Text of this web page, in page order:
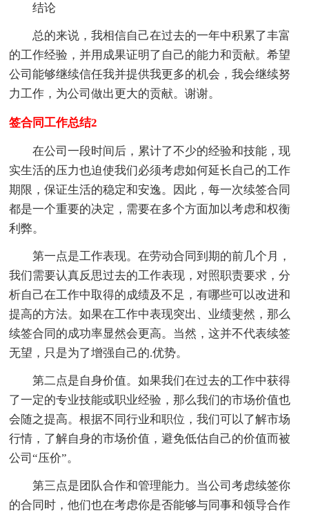
结论
总的来说，我相信自己在过去的一年中积累了丰富
的工作经验，并用成果证明了自己的能力和贡献。希望
公司能够继续信任我并提供我更多的机会，我会继续努
力工作，为公司做出更大的贡献。谢谢。
签合同工作总结2
在公司一段时间后，累计了不少的经验和技能，现
实生活的压力也迫使我们必须考虑如何延长自己的工作
期限，保证生活的稳定和安逸。因此，每一次续签合同
都是一个重要的决定，需要在多个方面加以考虑和权衡
利弊。
第一点是工作表现。在劳动合同到期的前几个月，
我们需要认真反思过去的工作表现，对照职责要求，分
析自己在工作中取得的成绩及不足，有哪些可以改进和
提高的方法。如果在工作中表现突出、业绩斐然，那么
续签合同的成功率显然会更高。当然，这并不代表续签
无望，只是为了增强自己的.优势。
第二点是自身价值。如果我们在过去的工作中获得
了一定的专业技能或职业经验，那么我们的市场价值也
会随之提高。根据不同行业和职位，我们可以了解市场
行情，了解自身的市场价值，避免低估自己的价值而被
公司“压价”。
第三点是团队合作和管理能力。当公司考虑续签你
的合同时，他们也在考虑你是否能够与同事和领导合作